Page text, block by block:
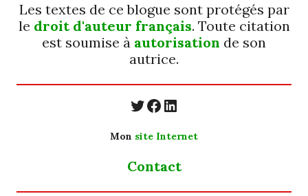
Les textes de ce blogue sont protégés par
le droit d'auteur français. Toute citation
est soumise à autorisation de son
autrice.
https://twitter.com/
https://
https://www.linkedin.com/in/cecyle-jung-cyjung/
Mon site Internet
Contact